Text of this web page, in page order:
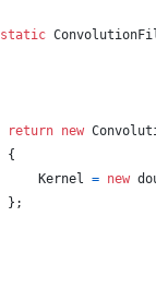
static
return new
{
Kernel
= new
} ;